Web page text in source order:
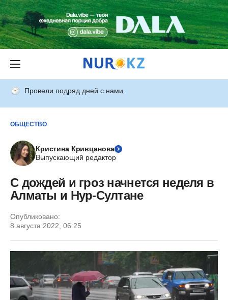
Провели подряд дней с нами
ОБЩЕСТВО
Кристина Кривцанова
Выпускающий редактор
С дождей и гроз начнется неделя в
Алматы и Нур-Султане
Опубликовано:
8 августа 2022, 06:25